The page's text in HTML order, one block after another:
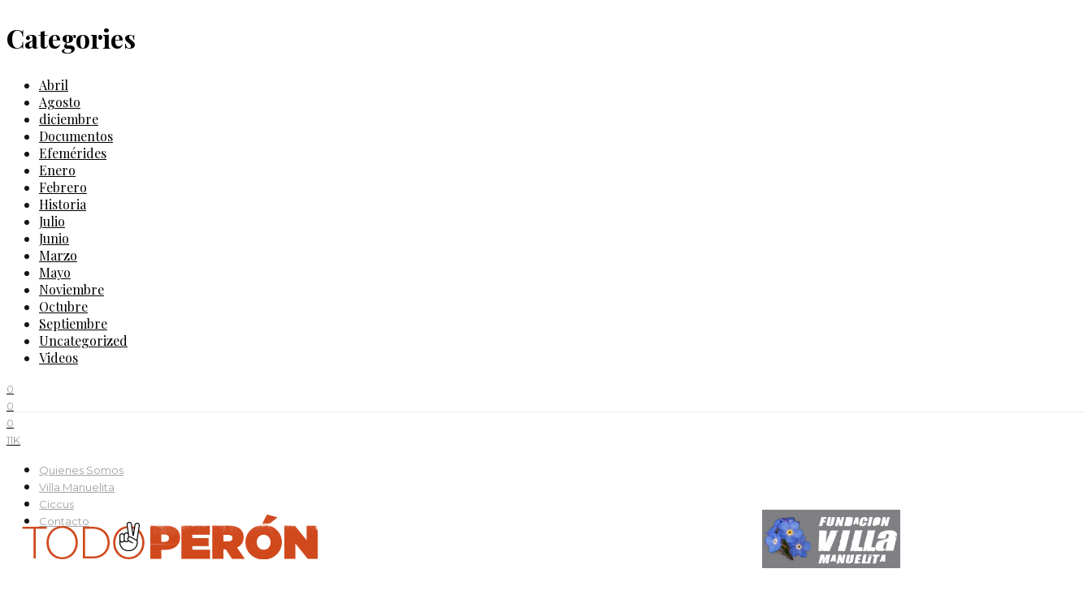
Categories
Abril
Agosto
diciembre
Documentos
Efemérides
Enero
Febrero
Historia
Julio
Junio
Marzo
Mayo
Noviembre
Octubre
Septiembre
Uncategorized
Videos
0
0
0
11K
Quienes Somos
Villa Manuelita
Ciccus
Contacto